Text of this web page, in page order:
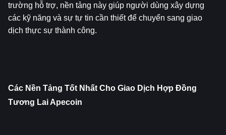
trường hỗ trợ, nền tảng này giúp người dùng xây dựng
các kỹ năng và sự tự tin cần thiết để chuyển sang giao
dịch thực sự thành công.
Các Nền Tảng Tốt Nhất Cho Giao Dịch Hợp Đồng
Tương Lai Apecoin